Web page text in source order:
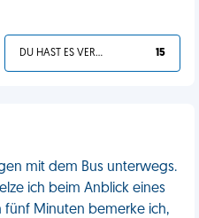
DU HAST ES VERDIENT 15
mit dem Bus unterwegs.
ich beim Anblick eines
fünf Minuten bemerke ich,